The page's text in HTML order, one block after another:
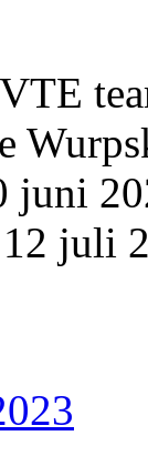
juni
juli